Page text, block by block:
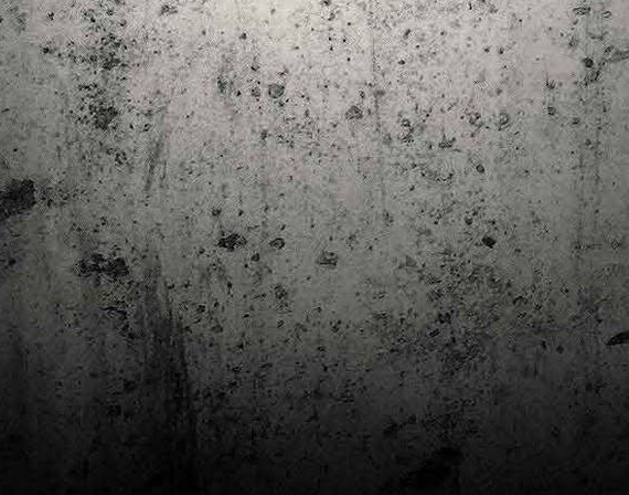
JUL
7
Club de lectura de còmics: estiu de 2024
Arriba l'estiu i amb ell una nova edició del club de lectura per passar
aquests mesos de calor. En aquesta nova edició farem dues lectures: una
al juliol i l'altre al setembre!
Com és habitual, les inscripcions es formalitzen a la Biblioteca Pública de
Tarragona i les lectures es podran llegir en edició digital.
MAY
1
Estudis en Comicologia al Còmic Barcelona
Del 3 al 5 de maig la Fira Barcelona acull la 42a edició de Còmic
Barcelona (el Saló del Còmic de tota la vida).
Divendres faré la visita anual i diumenge hi tornaré, aquest cop per participar a
la taula rodona Estudis en Comicologia: Els llibres de teoria i divulgació del
còmic en els temps del podcast, a les 16 h, a la sala còmic 6, molt ben
acompanyat:
Estudis en Comicologia: Els llibres de teoria i divulgació del còmic en els temps